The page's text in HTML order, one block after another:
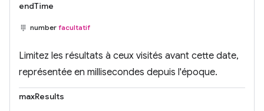
endTime
number facultatif
Limitez les résultats à ceux visités avant cette date,
représentée en millisecondes depuis l'époque.
maxResults